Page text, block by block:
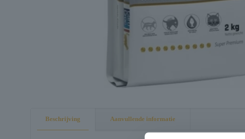
Beschrijving Aanvullende informatie